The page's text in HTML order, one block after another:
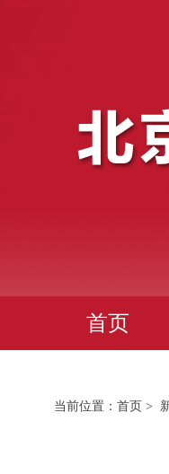
首页
当前位置： 首页 >